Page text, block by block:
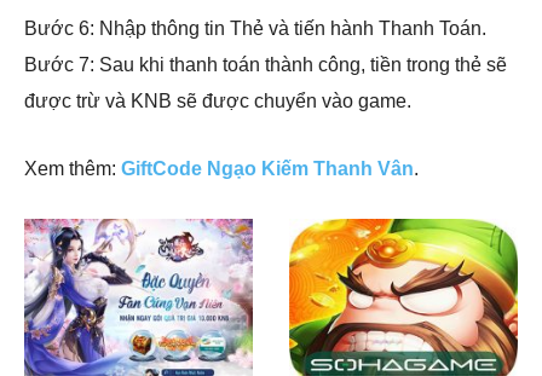
Bước 6: Nhập thông tin Thẻ và tiến hành Thanh Toán.
Bước 7: Sau khi thanh toán thành công, tiền trong thẻ sẽ
được trừ và KNB sẽ được chuyển vào game.
Xem thêm: GiftCode Ngạo Kiếm Thanh Vân.